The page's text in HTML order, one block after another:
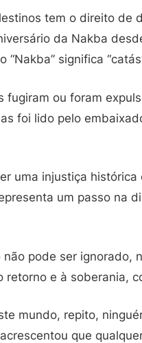
tem o direito de
da Nakba
significa
ou foram
foi lido pelo
uma injustiça
um passo na
pode ser ignorado,
e à soberania,
mundo, repito,
que